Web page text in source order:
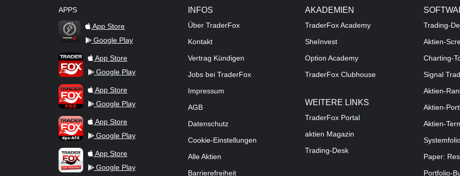
APPS
TraderFox Flash
App Store
Google Play
TraderFox AppApp Store
Google Play
TraderFox ProApp Store
Google Play
TraderFox dpa-AFX ProFeed
App Store
Google Play
TraderFox Live Trading
App Store
Google Play
INFOS
Über TraderFox
Kontakt
Vertrag Kündigen
Jobs bei TraderFox
Impressum
AGB
Datenschutz
Cookie-Einstellungen
Alle Aktien
Barrierefreiheit
AKADEMIEN
TraderFox Academy
SheInvest
Option Academy
TraderFox Clubhouse
WEITERE LINKS
TraderFox Portal
aktien Magazin
Trading-Desk
Trading-
Aktien-
Charting-
Signal
Aktien-
Aktien-
Aktien-
Paper:
Portfolio-